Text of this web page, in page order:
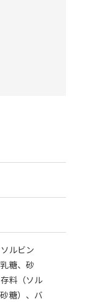
ルビン
糖、砂
料（ソル
糖）、バ